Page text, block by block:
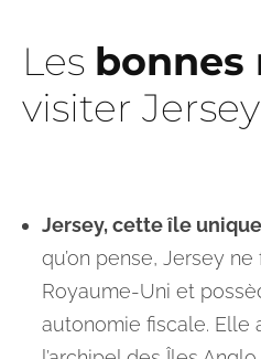
Les bonnes
visiter Jersey
Jersey, cette île unique
qu’on pense, Jersey
Royaume-Uni et
autonomie fiscale. Elle